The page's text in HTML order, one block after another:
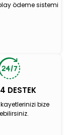
ödeme sistemi
DESTEK
bize